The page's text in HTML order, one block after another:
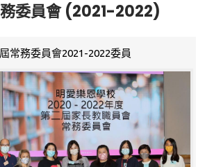
委員會 (2021-2022)
常務委員會2021-2022委員